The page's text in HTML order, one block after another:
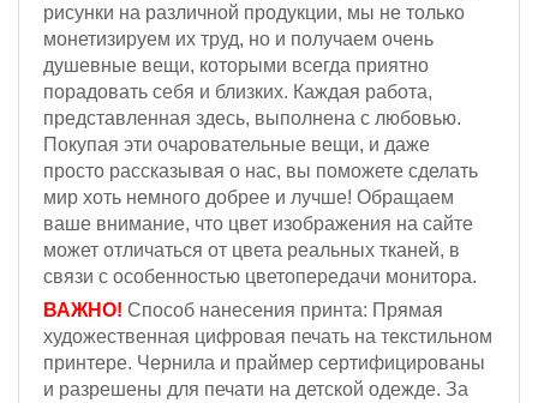
рисунки на различной продукции, мы не только
монетизируем их труд, но и получаем очень
душевные вещи, которыми всегда приятно
порадовать себя и близких. Каждая работа,
представленная здесь, выполнена с любовью.
Покупая эти очаровательные вещи, и даже
просто рассказывая о нас, вы поможете сделать
мир хоть немного добрее и лучше! Обращаем
ваше внимание, что цвет изображения на сайте
может отличаться от цвета реальных тканей, в
связи с особенностью цветопередачи монитора.
ВАЖНО! Способ нанесения принта: Прямая
художественная цифровая печать на текстильном
принтере. Чернила и праймер сертифицированы
и разрешены для печати на детской одежде. За